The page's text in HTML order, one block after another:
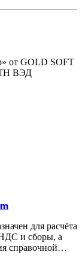
от GOLD SOFT
ТН ВЭД
для расчёта
и сборы, а
справочной